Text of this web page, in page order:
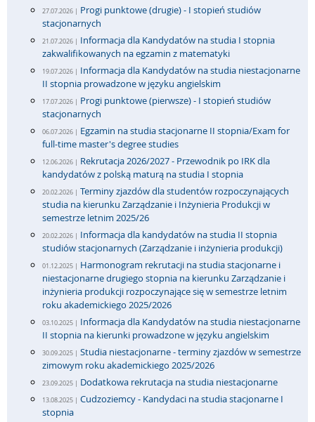
27.07.2026 | Progi punktowe (drugie) - I stopień studiów
stacjonarnych
21.07.2026 | Informacja dla Kandydatów na studia I stopnia
zakwalifikowanych na egzamin z matematyki
19.07.2026 | Informacja dla Kandydatów na studia niestacjonarne
II stopnia prowadzone w języku angielskim
17.07.2026 | Progi punktowe (pierwsze) - I stopień studiów
stacjonarnych
06.07.2026 | Egzamin na studia stacjonarne II stopnia/Exam for
full-time master's degree studies
12.06.2026 | Rekrutacja 2026/2027 - Przewodnik po IRK dla
kandydatów z polską maturą na studia I stopnia
20.02.2026 | Terminy zjazdów dla studentów rozpoczynających
studia na kierunku Zarządzanie i Inżynieria Produkcji w
semestrze letnim 2025/26
20.02.2026 | Informacja dla kandydatów na studia II stopnia
studiów stacjonarnych (Zarządzanie i inżynieria produkcji)
01.12.2025 | Harmonogram rekrutacji na studia stacjonarne i
niestacjonarne drugiego stopnia na kierunku Zarządzanie i
inżynieria produkcji rozpoczynające się w semestrze letnim
roku akademickiego 2025/2026
03.10.2025 | Informacja dla Kandydatów na studia niestacjonarne
II stopnia na kierunki prowadzone w języku angielskim
30.09.2025 | Studia niestacjonarne - terminy zjazdów w semestrze
zimowym roku akademickiego 2025/2026
23.09.2025 | Dodatkowa rekrutacja na studia niestacjonarne
13.08.2025 | Cudzoziemcy - Kandydaci na studia stacjonarne I
stopnia